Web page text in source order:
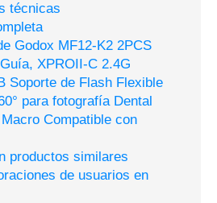
técnicas
Godox MF12-K2 2PCS
XPROII-C 2.4G
Soporte de Flash Flexible
para fotografía Dental
Compatible con
productos similares
de usuarios en